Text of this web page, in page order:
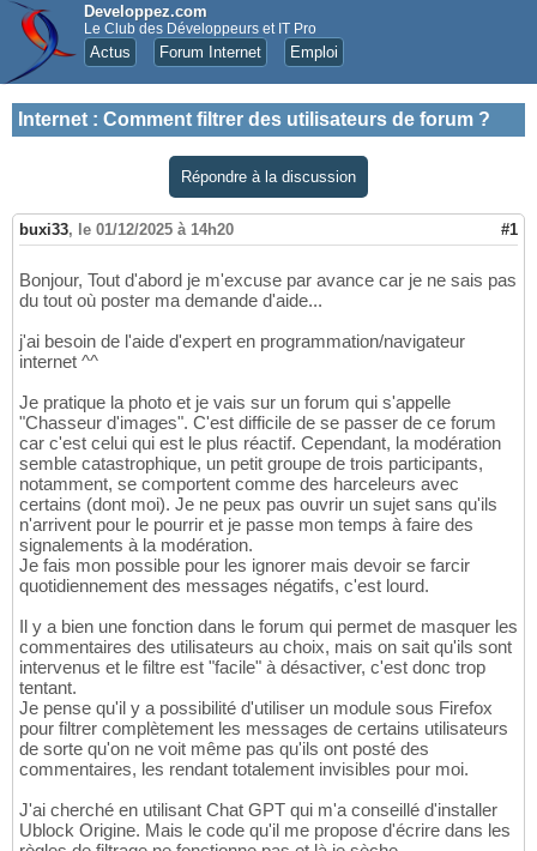
Developpez.com
Le Club des Développeurs et IT Pro
Actus Forum Internet Emploi
Internet : Comment filtrer des utilisateurs de forum ?
Répondre à la discussion
buxi33, le 01/12/2025 à 14h20 #1
Bonjour, Tout d'abord je m'excuse par avance car je ne sais pas
du tout où poster ma demande d'aide...
j'ai besoin de l'aide d'expert en programmation/navigateur
internet ^^
Je pratique la photo et je vais sur un forum qui s'appelle
"Chasseur d'images". C'est difficile de se passer de ce forum
car c'est celui qui est le plus réactif. Cependant, la modération
semble catastrophique, un petit groupe de trois participants,
notamment, se comportent comme des harceleurs avec
certains (dont moi). Je ne peux pas ouvrir un sujet sans qu'ils
n'arrivent pour le pourrir et je passe mon temps à faire des
signalements à la modération.
Je fais mon possible pour les ignorer mais devoir se farcir
quotidiennement des messages négatifs, c'est lourd.
Il y a bien une fonction dans le forum qui permet de masquer les
commentaires des utilisateurs au choix, mais on sait qu'ils sont
intervenus et le filtre est "facile" à désactiver, c'est donc trop
tentant.
Je pense qu'il y a possibilité d'utiliser un module sous Firefox
pour filtrer complètement les messages de certains utilisateurs
de sorte qu'on ne voit même pas qu'ils ont posté des
commentaires, les rendant totalement invisibles pour moi.
J'ai cherché en utilisant Chat GPT qui m'a conseillé d'installer
Ublock Origine. Mais le code qu'il me propose d'écrire dans les